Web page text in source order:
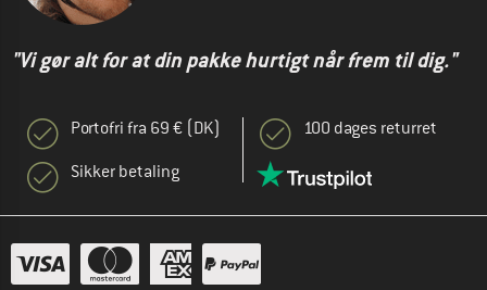
"Vi gør alt for at din pakke hurtigt når frem til dig."
Portofri fra 69 € (DK)
Sikker betaling
100 dages returret